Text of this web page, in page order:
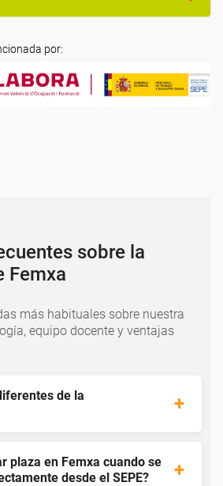
por:
sobre la
Femxa
más habituales sobre nuestra
equipo docente y ventajas
de la
plaza en Femxa cuando se
desde el SEPE?